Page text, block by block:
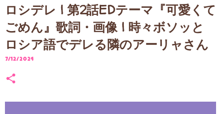
ロシデレ | 第2話EDテーマ『可愛くて
ごめん』歌詞・画像 | 時々ボソッと
ロシア語でデレる隣のアーリャさん
7/12/2024